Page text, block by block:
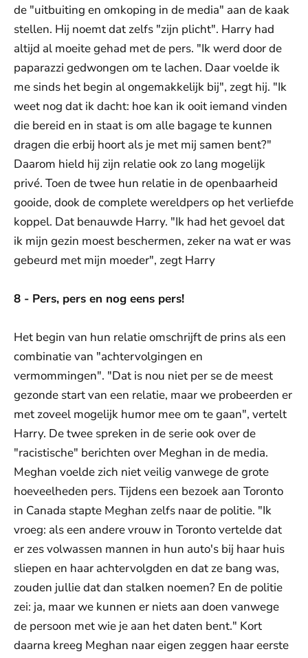
de "uitbuiting en omkoping in de media" aan de kaak
stellen. Hij noemt dat zelfs "zijn plicht". Harry had
altijd al moeite gehad met de pers. "Ik werd door de
paparazzi gedwongen om te lachen. Daar voelde ik
me sinds het begin al ongemakkelijk bij", zegt hij. "Ik
weet nog dat ik dacht: hoe kan ik ooit iemand vinden
die bereid en in staat is om alle bagage te kunnen
dragen die erbij hoort als je met mij samen bent?"
Daarom hield hij zijn relatie ook zo lang mogelijk
privé. Toen de twee hun relatie in de openbaarheid
gooide, dook de complete wereldpers op het verliefde
koppel. Dat benauwde Harry. "Ik had het gevoel dat
ik mijn gezin moest beschermen, zeker na wat er was
gebeurd met mijn moeder", zegt Harry
8 - Pers, pers en nog eens pers!
Het begin van hun relatie omschrijft de prins als een
combinatie van "achtervolgingen en
vermommingen". "Dat is nou niet per se de meest
gezonde start van een relatie, maar we probeerden er
met zoveel mogelijk humor mee om te gaan", vertelt
Harry. De twee spreken in de serie ook over de
"racistische" berichten over Meghan in de media.
Meghan voelde zich niet veilig vanwege de grote
hoeveelheden pers. Tijdens een bezoek aan Toronto
in Canada stapte Meghan zelfs naar de politie. "Ik
vroeg: als een andere vrouw in Toronto vertelde dat
er zes volwassen mannen in hun auto's bij haar huis
sliepen en haar achtervolgden en dat ze bang was,
zouden jullie dat dan stalken noemen? En de politie
zei: ja, maar we kunnen er niets aan doen vanwege
de persoon met wie je aan het daten bent." Kort
daarna kreeg Meghan naar eigen zeggen haar eerste